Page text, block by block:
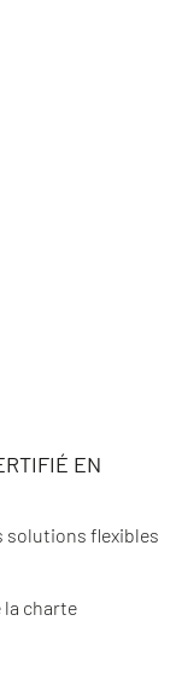
EN
solutions flexibles
la charte